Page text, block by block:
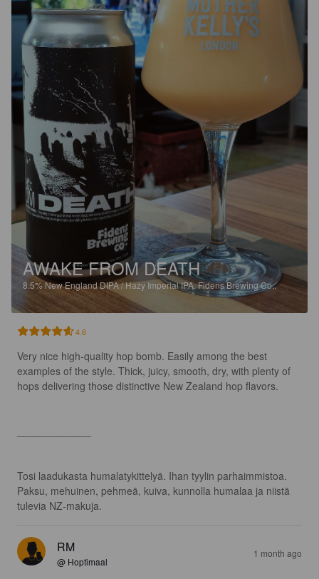
AWAKE FROM DEATH
8.5%New England DIPA / Hazy Imperial IPA.Fidens Brewing Co..
4.6
Very nice high-quality hop bomb. Easily among the best
examples of the style. Thick, juicy, smooth, dry, with plenty of
hops delivering those distinctive New Zealand hop flavors.
Tosi laadukasta humalatykittelyä. Ihan tyylin parhaimmistoa.
Paksu, mehuinen, pehmeä, kuiva, kunnolla humalaa ja niistä
tulevia NZ-makuja.
RM
@ Hoptimaal
1 month ago